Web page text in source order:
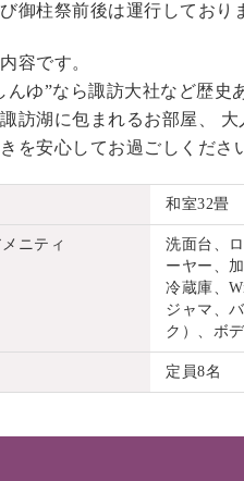
御柱祭前後は運行しており
容です。
んゆ”なら諏訪大社など歴
訪湖に包まれるお部屋、
を安心してお過ごしくださ
和室32畳
ニティ
洗面台、
ーヤー、
冷蔵庫、
ジャマ、
ク）、ボ
定員8名